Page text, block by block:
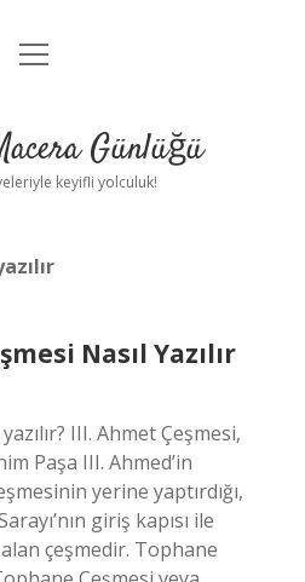
Anasayfa
Uyarı
menüyü
Günlüğü
keyifli yolculuk!
Nasıl Yazılır
III. Ahmet Çeşmesi,
Paşa III. Ahmed’in
yerine yaptırdığı,
giriş kapısı ile
çeşmedir. Tophane